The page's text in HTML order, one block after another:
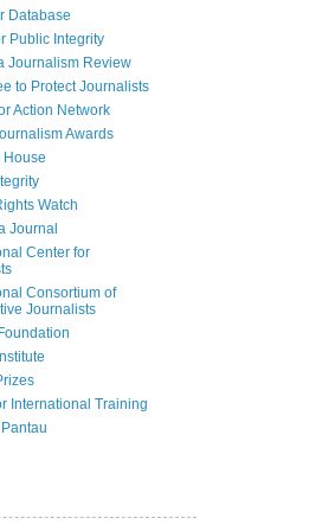
Database
Public Integrity
Journalism Review
to Protect Journalists
Action Network
Awards
House
Watch
Journal
Center for
Consortium of
Journalists
International Training